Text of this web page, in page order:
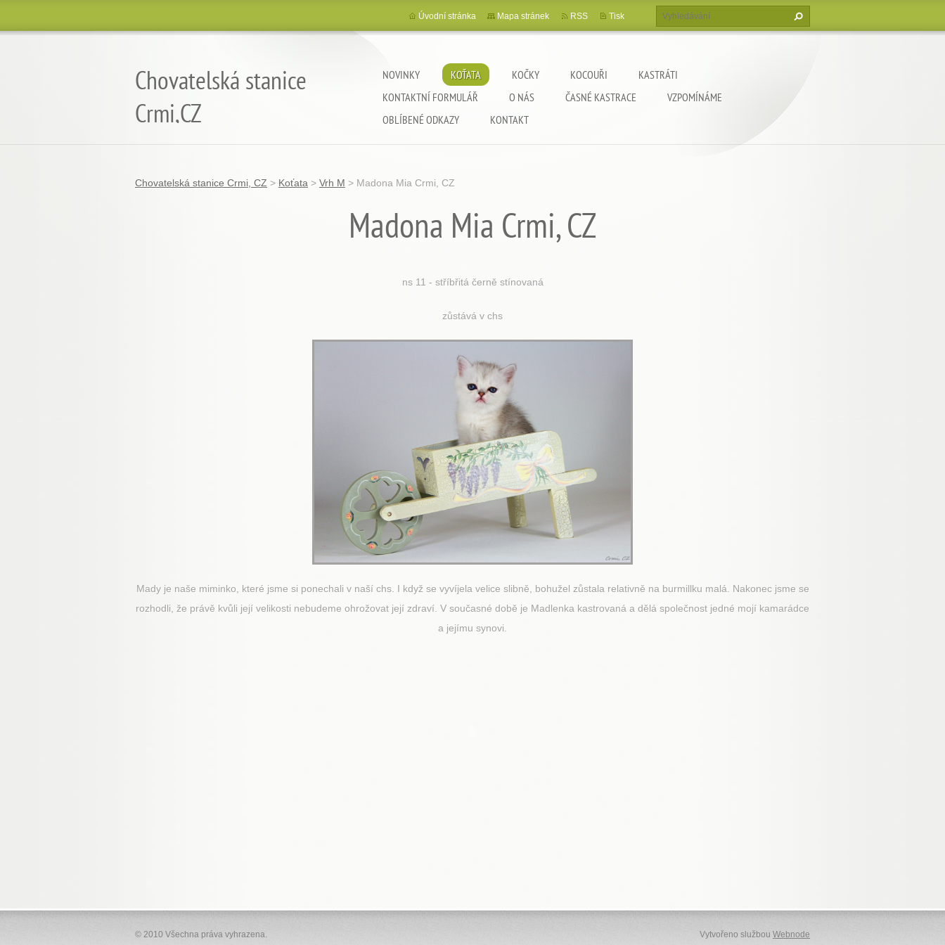
Chovatelská stanice
Crmi,CZ
NOVINKY KOŤATA KOČKY KOCOUŘI
KASTRÁTI
KONTAKTNÍ FORMULÁŘ
O NÁS ČASNÉ KASTRACE
VZPOMÍNÁME
OBLÍBENÉ ODKAZY
KONTAKT
Úvodní stránka Mapa stránek RSS Tisk
Chovatelská stanice Crmi, CZ > Koťata > Vrh M > Madona Mia Crmi, CZ
Madona Mia Crmi, CZ
ns 11 - stříbřitá černě stínovaná
zůstává v chs
Mady je naše miminko, které jsme si ponechali v naší chs. I když se vyvíjela velice slibně, bohužel zůstala relativně na burmillku malá. Nakonec jsme se
rozhodli, že právě kvůli její velikosti nebudeme ohrožovat její zdraví. V současné době je Madlenka kastrovaná a dělá společnost jedné mojí kamarádce
a jejímu synovi.
© 2010 Všechna práva vyhrazena. Vytvořeno službou Webnode